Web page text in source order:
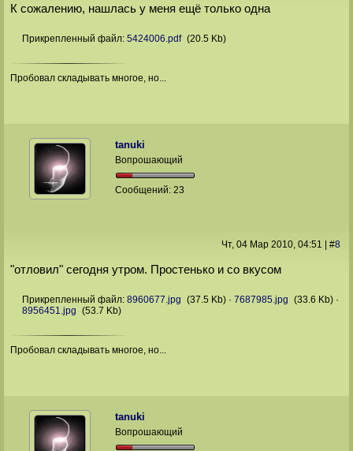
К сожалению, нашлась у меня ещё только одна
Прикрепленный файл: 5424006.pdf (20.5 Kb)
Пробовал складывать многое, но...
tanuki
Вопрошающий
Сообщений:23
Чт, 04 Мар 2010, 04:51 #8
"отловил" сегодня утром. Простенько и со вкусом
Прикрепленный файл: 8960677.jpg (37.5 Kb) · 7687985.jpg (33.6 Kb) ·
8956451.jpg (53.7 Kb)
Пробовал складывать многое, но...
tanuki
Вопрошающий